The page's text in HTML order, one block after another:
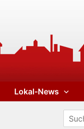
Lokal-News